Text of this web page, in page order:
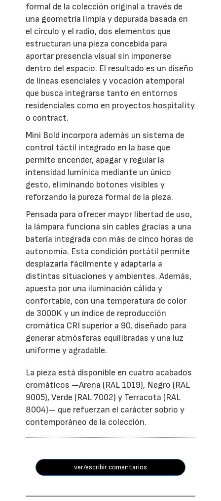
formal de la colección original a través de
una geometría limpia y depurada basada en
el círculo y el radio, dos elementos que
estructuran una pieza concebida para
aportar presencia visual sin imponerse
dentro del espacio. El resultado es un diseño
de líneas esenciales y vocación atemporal
que busca integrarse tanto en entornos
residenciales como en proyectos hospitality
o contract.
Mini Bold incorpora además un sistema de
control táctil integrado en la base que
permite encender, apagar y regular la
intensidad lumínica mediante un único
gesto, eliminando botones visibles y
reforzando la pureza formal de la pieza.
Pensada para ofrecer mayor libertad de uso,
la lámpara funciona sin cables gracias a una
batería integrada con más de cinco horas de
autonomía. Esta condición portátil permite
desplazarla fácilmente y adaptarla a
distintas situaciones y ambientes. Además,
apuesta por una iluminación cálida y
confortable, con una temperatura de color
de 3000K y un índice de reproducción
cromática CRI superior a 90, diseñado para
generar atmósferas equilibradas y una luz
uniforme y agradable.
La pieza está disponible en cuatro acabados
cromáticos —Arena (RAL 1019), Negro (RAL
9005), Verde (RAL 7002) y Terracota (RAL
8004)— que refuerzan el carácter sobrio y
contemporáneo de la colección.
ver/escribir comentarios